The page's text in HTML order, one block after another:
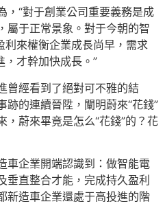
，“對于創業公司重要義務是成
屬于正常景象。對于今朝的智
來權衡企業成長尚早，需求
，才幹加快成長。”
曾經看到了絕對可不雅的結
跡的連續晉陞，闡明蔚來“花錢”
，蔚來畢竟是怎么“花錢”的？花
車企業開端認識到：做智能電
垂直整合才能，完成持久盈利
新造車企業還處于高投進的階